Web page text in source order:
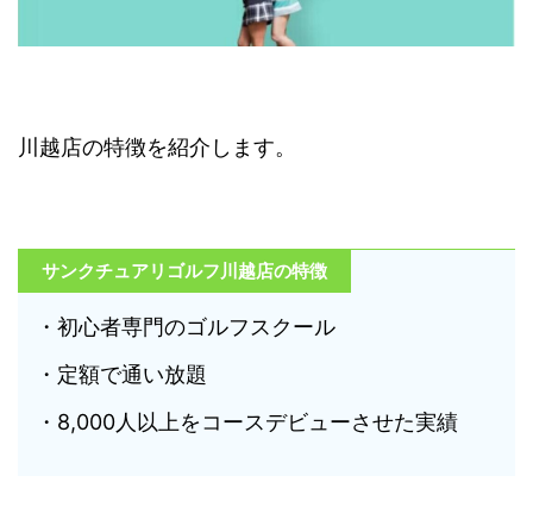
川越店の特徴を紹介します。
サンクチュアリゴルフ川越店の特徴
・初心者専門のゴルフスクール
・定額で通い放題
・8,000人以上をコースデビューさせた実績